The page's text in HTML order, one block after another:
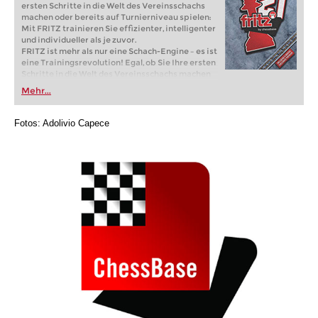
ersten Schritte in die Welt des Vereinsschachs
machen oder bereits auf Turnierniveau spielen:
Mit FRITZ trainieren Sie effizienter, intelligenter
und individueller als je zuvor.
FRITZ ist mehr als nur eine Schach-Engine – es ist
eine Trainingsrevolution! Egal, ob Sie Ihre ersten
Schritte in die Welt des Vereinsschachs machen
oder bereits auf Turnierniveau spielen: Mit
FRITZ trainieren Sie effizienter, intelligenter und
individueller als je zuvor.
Mehr...
Fotos: Adolivio Capece